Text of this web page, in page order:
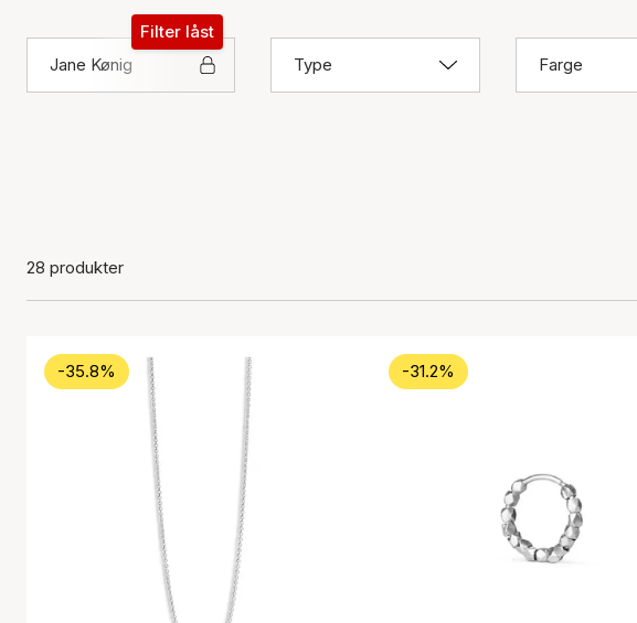
Jane Kønig
Filter låst
Type
Farge
28 produkter
-35.8% -31.2%